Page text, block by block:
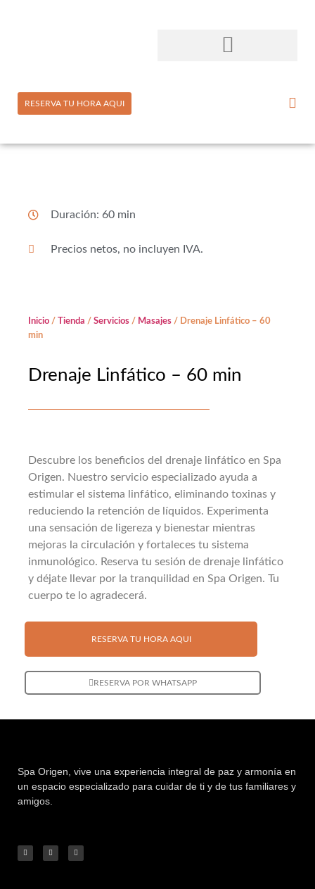
RESERVA TU HORA AQUI
Duración: 60 min
Precios netos, no incluyen IVA.
Inicio / Tienda / Servicios / Masajes / Drenaje Linfático – 60
min
Drenaje Linfático – 60 min
Descubre los beneficios del drenaje linfático en Spa
Origen. Nuestro servicio especializado ayuda a
estimular el sistema linfático, eliminando toxinas y
reduciendo la retención de líquidos. Experimenta
una sensación de ligereza y bienestar mientras
mejoras la circulación y fortaleces tu sistema
inmunológico. Reserva tu sesión de drenaje linfático
y déjate llevar por la tranquilidad en Spa Origen. Tu
cuerpo te lo agradecerá.
RESERVA TU HORA AQUI
RESERVA POR WHATSAPP
Spa Origen, vive una experiencia integral de paz y armonía en
un espacio especializado para cuidar de ti y de tus familiares y
amigos.